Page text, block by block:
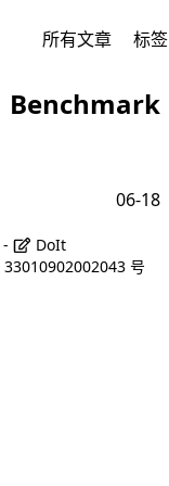
所有文章 标签
Benchmark
06-18
DoIt
号